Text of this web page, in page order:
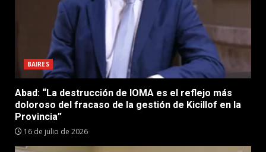
BAIRES
Abad: “La destrucción de IOMA es el reflejo más
doloroso del fracaso de la gestión de Kicillof en la
Provincia”
16 de julio de 2026